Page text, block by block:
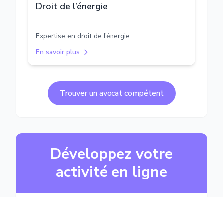
Droit de l’énergie
Expertise en droit de l’énergie
En savoir plus
Trouver un avocat compétent
Développez votre
activité en ligne